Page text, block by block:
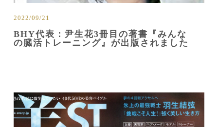
2022/09/21
BHY代表：尹生花3冊目の著書『みんな
の臓活トレーニング』が出版されました